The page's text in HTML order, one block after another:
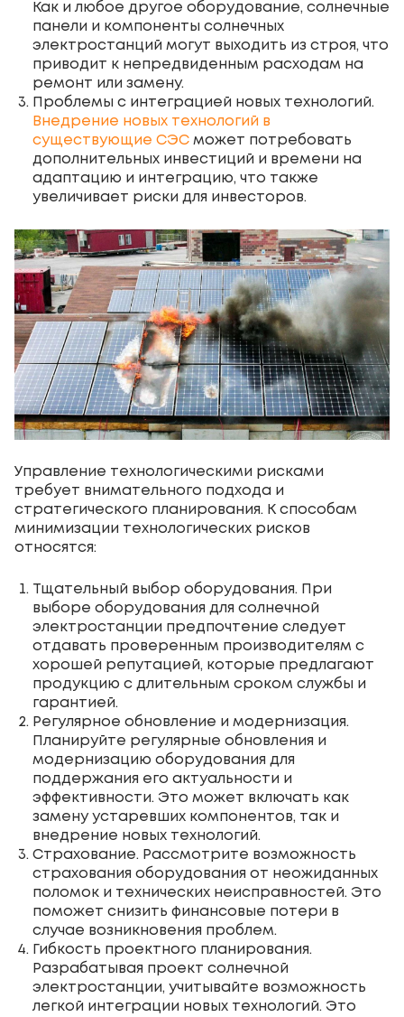
Как и любое другое оборудование, солнечные
панели и компоненты солнечных
электростанций могут выходить из строя, что
приводит к непредвиденным расходам на
ремонт или замену.
Проблемы с интеграцией новых технологий.
Внедрение новых технологий в
существующие СЭС может потребовать
дополнительных инвестиций и времени на
адаптацию и интеграцию, что также
увеличивает риски для инвесторов.
Управление технологическими рисками
требует внимательного подхода и
стратегического планирования. К способам
минимизации технологических рисков
относятся:
Тщательный выбор оборудования. При
выборе оборудования для солнечной
электростанции предпочтение следует
отдавать проверенным производителям с
хорошей репутацией, которые предлагают
продукцию с длительным сроком службы и
гарантией.
Регулярное обновление и модернизация.
Планируйте регулярные обновления и
модернизацию оборудования для
поддержания его актуальности и
эффективности. Это может включать как
замену устаревших компонентов, так и
внедрение новых технологий.
Страхование. Рассмотрите возможность
страхования оборудования от неожиданных
поломок и технических неисправностей. Это
поможет снизить финансовые потери в
случае возникновения проблем.
Гибкость проектного планирования.
Разрабатывая проект солнечной
электростанции, учитывайте возможность
легкой интеграции новых технологий. Это